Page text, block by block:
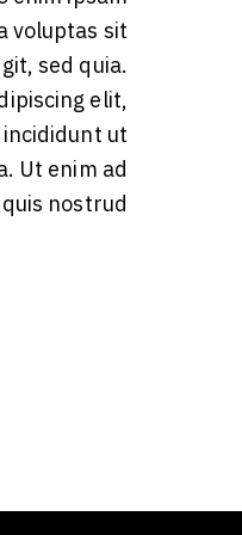
voluptas sit
sed quia.
elit,
ut
Ut enim ad
nostrud.